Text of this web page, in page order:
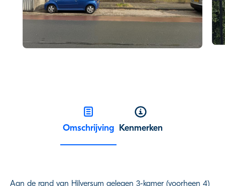
Omschrijving Kenmerken
Aan de rand van Hilversum gelegen 3-kamer (voorheen 4)